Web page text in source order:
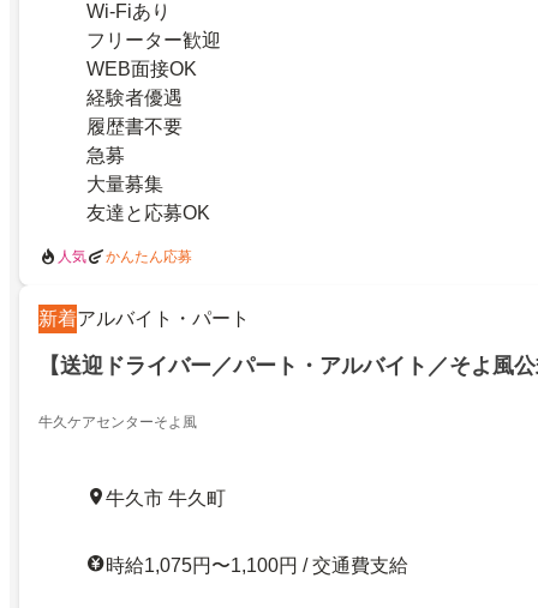
Wi-Fiあり
フリーター歓迎
WEB面接OK
経験者優遇
履歴書不要
急募
大量募集
友達と応募OK
人気 かんたん応募
新着アルバイト・パート
【送迎ドライバー／パート・アルバイト／そよ風
牛久ケアセンターそよ風
牛久市 牛久町
時給1,075円〜1,100円 / 交通費支給